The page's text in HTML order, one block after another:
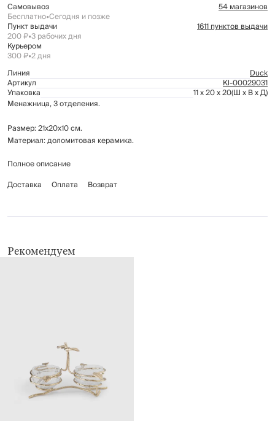
Самовывоз 54 магазинов
Бесплатно•Сегодня и позже
Пункт выдачи 1611 пунктов выдачи
200 ₽•3 рабочих дня
Курьером
300 ₽•2 дня
Линия
Duck
Артикул Kl-00029031
Упаковка 11 x 20 x 20(Ш x В x Д)
Менажница, 3 отделения.
Размер: 21х20х10 см.
Материал: доломитовая керамика.
Рекомендуется мыть вручную с применением мягких моющих средств.
губки. Нельзя мыть в посудомоечной машине.
Полное описание
Доставка
Оплата Возврат
Рекомендуем